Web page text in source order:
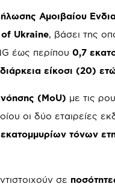
Αμοιβαίου
Ukraine, βάσει της
έως περίπου 0,7
διάρκεια είκοσι (20)
(MoU) με τις
οι δύο εταιρείες
εκατομμυρίων τόνων
σε